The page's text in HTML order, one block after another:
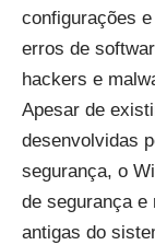
configurações
erros de
hackers e
Apesar de
desenvolvidas
segurança, o
de segurança e
antigas do